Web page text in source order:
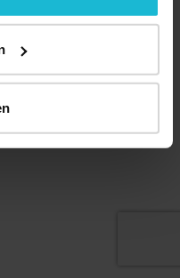
Nederland
Disclaimer